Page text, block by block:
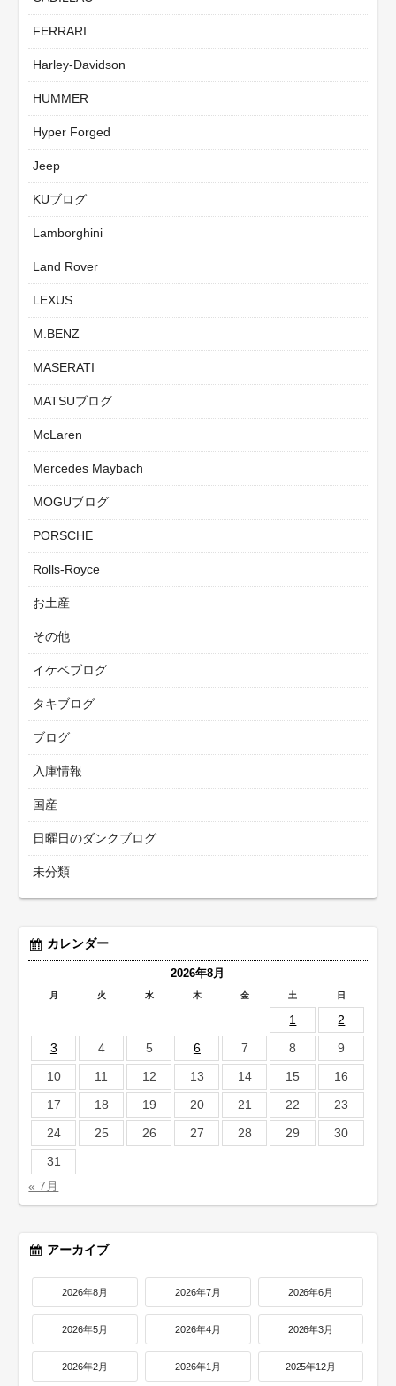
FERRARI
Harley-Davidson
HUMMER
Hyper Forged
Jeep
KUブログ
Lamborghini
Land Rover
LEXUS
M.BENZ
MASERATI
MATSUブログ
McLaren
Mercedes Maybach
MOGUブログ
PORSCHE
Rolls-Royce
お土産
その他
イケベブログ
タキブログ
ブログ
入庫情報
国産
日曜日のダンクブログ
未分類
カレンダー
2026年8月
月 火 水 木 金 土 日
1
2
3
4 5 6 7 8
9
10
11 12 13 14 15
16
17
18 19 20 21 22
23
24
25 26 27 28 29
30
31
« 7月
アーカイブ
2026年8月 2026年7月 2026年6月
2026年5月 2026年4月 2026年3月
2026年2月 2026年1月 2025年12月